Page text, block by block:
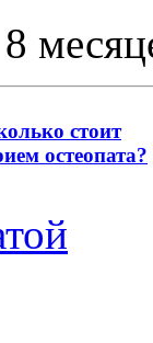
стоит
остеопата?